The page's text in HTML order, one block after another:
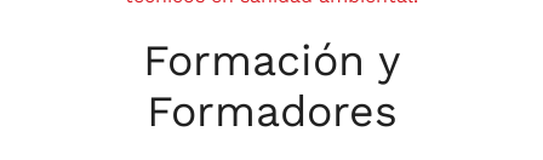
Formación y
Formadores